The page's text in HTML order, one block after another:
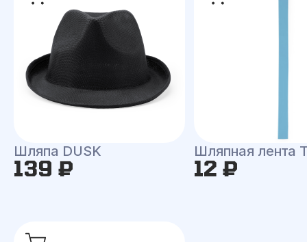
Шляпа DUSK
139 ₽
Шляпная лента
12 ₽